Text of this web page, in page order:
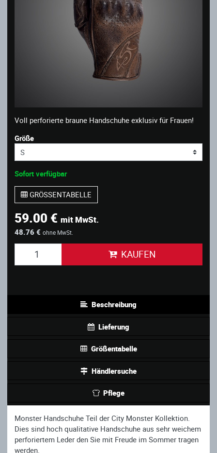
Voll perforierte braune Handschuhe exklusiv für Frauen!
Größe
Sofort verfügbar
GRÖSSENTABELLE
59.00 € mit MwSt.
48.76 € ohne MwSt.
KAUFEN
Beschreibung
Lieferung
Größentabelle
Händlersuche
Pflege
Monster Handschuhe Teil der City Monster Kollektion.
Dies sind hoch qualitative Handschuhe aus sehr weichem
perforiertem Leder den Sie mit Freude im Sommer tragen
werden.